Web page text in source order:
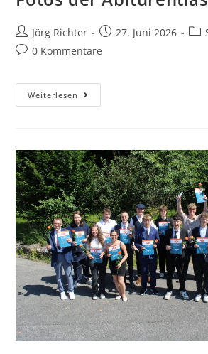
Jörg Richter 27. Juni 2026
0 Kommentare
Weiterlesen